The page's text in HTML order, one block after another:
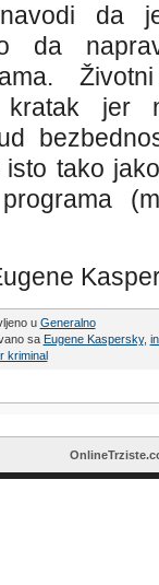
da
da
jer
tako
u Generalno
sa Eugene Kaspersky,
kriminal